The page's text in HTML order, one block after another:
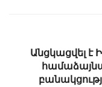
Անցկացվել